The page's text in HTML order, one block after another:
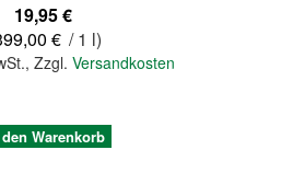
19,95 €
€ / 1 l)
,Zzgl.Versandkosten
Warenkorb